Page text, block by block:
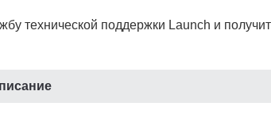
технической поддержки Launch и
сохраненных ранее потоковых